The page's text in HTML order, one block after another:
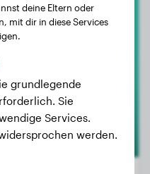
deine Eltern oder
mit dir in diese Services
grundlegende
Sie
Services.
werden.